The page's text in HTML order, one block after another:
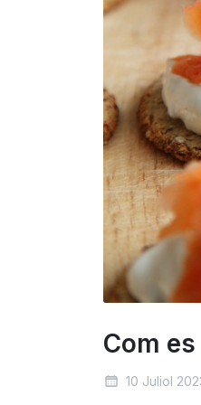
Com
10 Juliol